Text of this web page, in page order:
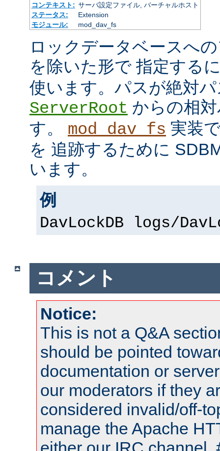
コンテキスト: サーバ設定ファイル, バーチャルホスト
ステータス:
Extension
モジュール:
mod_dav_fs
ロックデータベースへ
を除いた形で 指定する
使います。パスが絶対
ServerRoot からの相
す。 mod_dav_fs 実装
を 追跡するために
います。
例
DavLockDB logs/
コメント
Notice:
This is not a Q&A
should be pointed
documentation or
our moderators if they
considered invalid/off-
manage the Apache